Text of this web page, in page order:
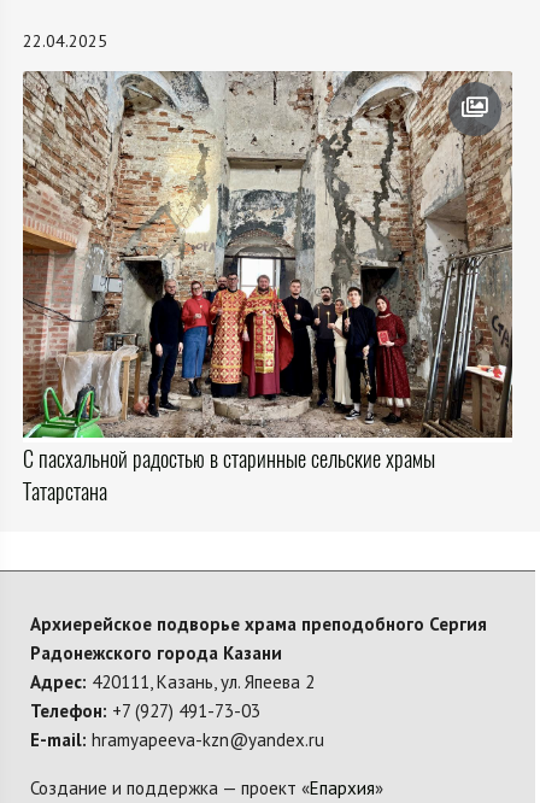
22.04.2025
С пасхальной радостью в старинные сельские храмы
Татарстана
Архиерейское подворье храма преподобного Сергия
Радонежского города Казани
Адрес: 420111, Казань, ул. Япеева 2
Телефон: +7 (927) 491-73-03
E-mail: hramyapeeva-kzn@yandex.ru
Создание и поддержка — проект «Епархия»